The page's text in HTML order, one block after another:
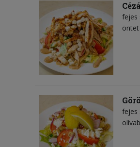
fejes
öntet
fejes